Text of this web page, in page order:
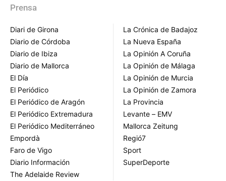
Prensa
Diari de Girona
Diario de Córdoba
Diario de Ibiza
Diario de Mallorca
El Día
El Periódico
El Periódico de Aragón
El Periódico Extremadura
El Periódico Mediterráneo
Empordà
Faro de Vigo
Diario Información
The Adelaide Review
La Crónica de Badajoz
La Nueva España
La Opinión A Coruña
La Opinión de Málaga
La Opinión de Murcia
La Opinión de Zamora
La Provincia
Levante – EMV
Mallorca Zeitung
Regió7
Sport
SuperDeporte